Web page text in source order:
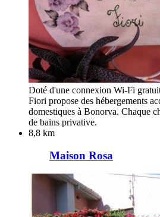
Doté d'une connexion Wi-Fi
Fiori propose des hébergements
domestiques à Bonorva. Chaque
de bains privative.
8,8 km
Maison Rosa